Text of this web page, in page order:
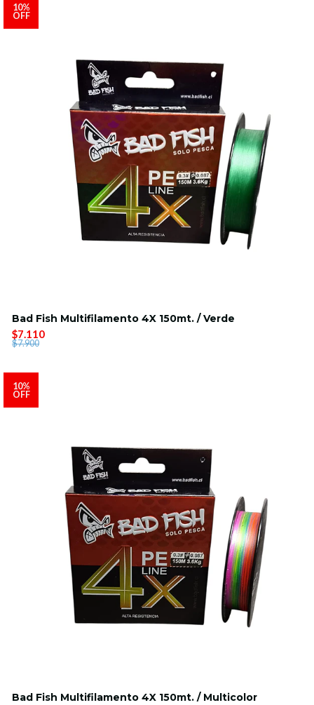
10%
OFF
Bad Fish Multifilamento 4X 150mt. / Verde
$7.110
$7.900
10%
OFF
Bad Fish Multifilamento 4X 150mt. / Multicolor